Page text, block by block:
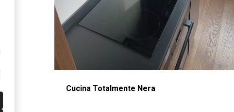
Cucina Totalmente Nera